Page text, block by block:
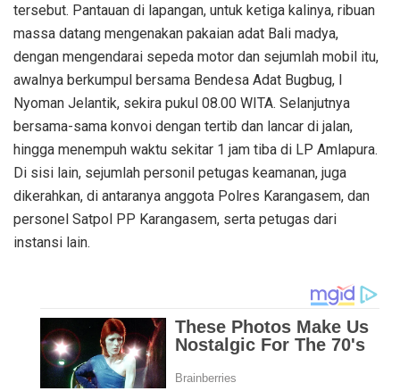
tersebut. Pantauan di lapangan, untuk ketiga kalinya, ribuan
massa datang mengenakan pakaian adat Bali madya,
dengan mengendarai sepeda motor dan sejumlah mobil itu,
awalnya berkumpul bersama Bendesa Adat Bugbug, I
Nyoman Jelantik, sekira pukul 08.00 WITA. Selanjutnya
bersama-sama konvoi dengan tertib dan lancar di jalan,
hingga menempuh waktu sekitar 1 jam tiba di LP Amlapura.
Di sisi lain, sejumlah personil petugas keamanan, juga
dikerahkan, di antaranya anggota Polres Karangasem, dan
personel Satpol PP Karangasem, serta petugas dari
instansi lain.